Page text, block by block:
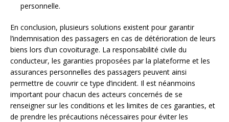
personnelle.
En conclusion, plusieurs solutions existent pour garantir
l’indemnisation des passagers en cas de détérioration de leurs
biens lors d’un covoiturage. La responsabilité civile du
conducteur, les garanties proposées par la plateforme et les
assurances personnelles des passagers peuvent ainsi
permettre de couvrir ce type d’incident. Il est néanmoins
important pour chacun des acteurs concernés de se
renseigner sur les conditions et les limites de ces garanties, et
de prendre les précautions nécessaires pour éviter les